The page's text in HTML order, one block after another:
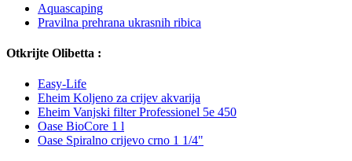
Aquascaping
Pravilna prehrana ukrasnih ribica
Otkrijte Olibetta :
Easy-Life
Eheim Koljeno za crijev akvarija
Eheim Vanjski filter Professionel 5e 450
Oase BioCore 1 l
Oase Spiralno crijevo crno 1 1/4"